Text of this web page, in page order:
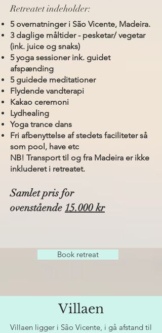
Retreatet indeholder:
5 overnatninger i São Vicente, Madeira.
3 daglige måltider - pesketar/ vegetar
(ink. juice og snaks)
5 yoga sessioner ink. guidet
afspænding
5 guidede meditationer
Flydende vandterapi
Kakao ceremoni
Lydhealing
Yoga trance dans
Fri afbenyttelse af stedets faciliteter så
som pool, have etc
NB! Transport til og fra Madeira er ikke
inkluderet i retreatet.
Samlet pris for
ovenstående 15.000 kr
Book retreat
Villaen
Villaen ligger i São Vicente, i gå afstand til